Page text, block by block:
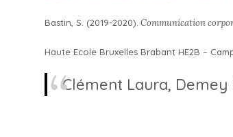
Bastin, S. (2019-2020). Communication
Haute Ecole Bruxelles Brabant HE2B –
Clément Laura,